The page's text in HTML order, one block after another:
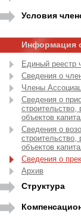
Условия
Информация
Единый реестр
Сведения о
Члены
Сведения о
строительство,
объектов
Сведения о
строительство,
объектов
Сведения о
Архив
Структура